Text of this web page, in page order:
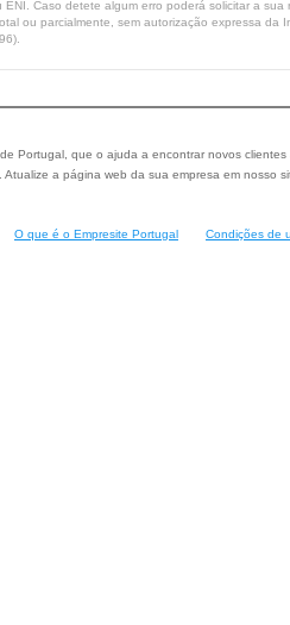
Caso detete algum erro poderá solicitar a
ou parcialmente, sem autorização expressa da
Portugal, que o ajuda a encontrar novos
a página web da sua empresa em nosso
O que é o Empresite Portugal Condições de